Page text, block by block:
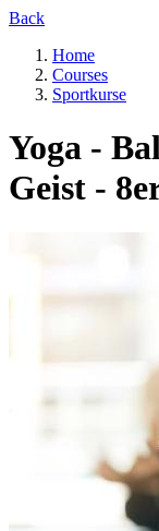
Back
Home
Courses
Sportkurse
Yoga -
Geist -